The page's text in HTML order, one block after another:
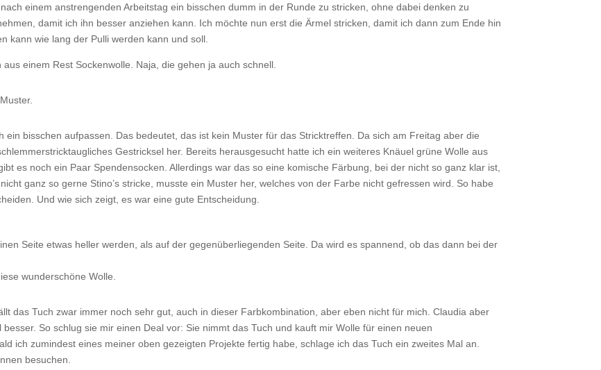
einem anstrengenden Arbeitstag ein bisschen dumm in der Runde zu stricken, ohne dabei denken zu
damit ich ihn besser anziehen kann. Ich möchte nun erst die Ärmel stricken, damit ich dann zum Ende hin
kann wie lang der Pulli werden kann und soll.
einem Rest Sockenwolle. Naja, die gehen ja auch schnell.
bisschen aufpassen. Das bedeutet, das ist kein Muster für das Stricktreffen. Da sich am Freitag aber die
Gestricksel her. Bereits herausgesucht hatte ich ein weiteres Knäuel grüne Wolle aus
es noch ein Paar Spendensocken. Allerdings war das so eine komische Färbung, bei der nicht so ganz klar ist,
ganz so gerne Stino’s stricke, musste ein Muster her, welches von der Farbe nicht gefressen wird. So habe
Und wie sich zeigt, es war eine gute Entscheidung.
Seite etwas heller werden, als auf der gegenüberliegenden Seite. Da wird es spannend, ob das dann bei der
wunderschöne Wolle.
das Tuch zwar immer noch sehr gut, auch in dieser Farbkombination, aber eben nicht für mich. Claudia aber
So schlug sie mir einen Deal vor: Sie nimmt das Tuch und kauft mir Wolle für einen neuen
ich zumindest eines meiner oben gezeigten Projekte fertig habe, schlage ich das Tuch ein zweites Mal an.
besuchen.